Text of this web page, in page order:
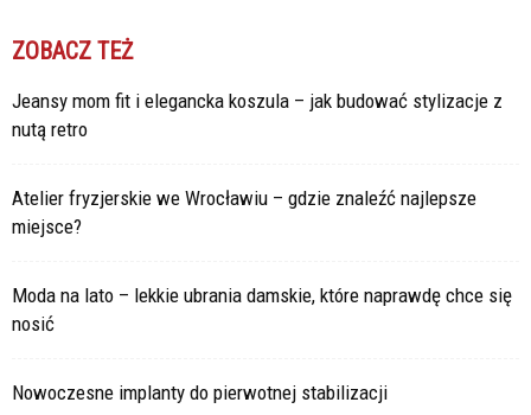
ZOBACZ TEŻ
Jeansy mom fit i elegancka koszula – jak budować stylizacje z
nutą retro
Atelier fryzjerskie we Wrocławiu – gdzie znaleźć najlepsze
miejsce?
Moda na lato – lekkie ubrania damskie, które naprawdę chce się
nosić
Nowoczesne implanty do pierwotnej stabilizacji